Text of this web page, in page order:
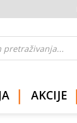
AKCIJE